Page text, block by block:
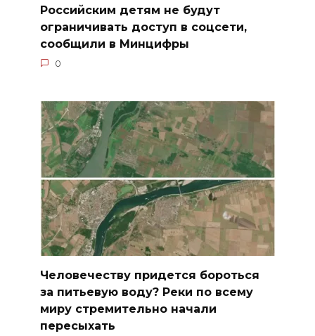
Российским детям не будут
ограничивать доступ в соцсети,
сообщили в Минцифры
0
Человечеству придется бороться
за питьевую воду? Реки по всему
миру стремительно начали
пересыхать